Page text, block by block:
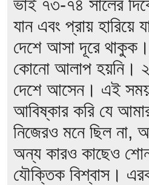
ভাই ৭৩-৭৪ সালের
যান এবং প্রায় হারিয়ে
দেশে আসা দূরে থাকুক।
কোনো আলাপ হয়নি।
দেশে আসেন। এই সময়
আবিষ্কার করি যে
নিজেরও মনে ছিল না,
অন্য কারও কাছেও
যৌক্তিক বিশ্বাস।